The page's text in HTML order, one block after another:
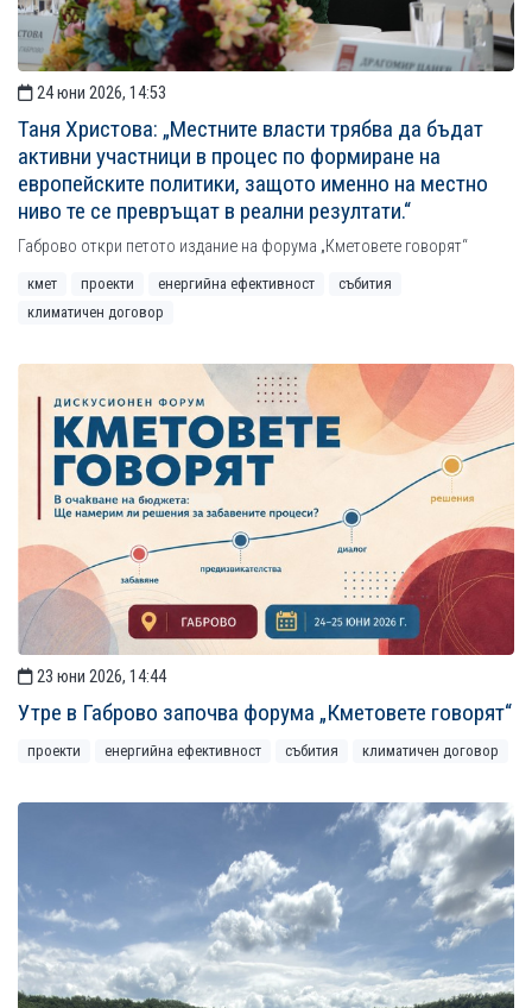
24 юни 2026, 14:53
Таня Христова: „Местните власти трябва да бъдат
активни участници в процес по формиране на
европейските политики, защото именно на местно
ниво те се превръщат в реални резултати.“
Габрово откри петото издание на форума „Кметовете говорят“
кмет проекти енергийна ефективност
събития
климатичен договор
23 юни 2026, 14:44
Утре в Габрово започва форума „Кметовете говорят“
проекти енергийна ефективност събития климатичен договор